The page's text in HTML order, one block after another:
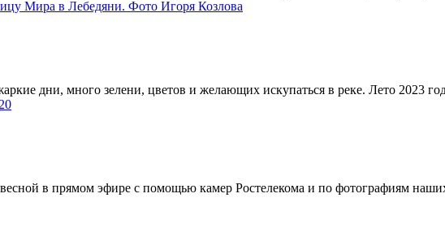
дни, много зелени, цветов и желающих искупаться в реке. Лето 2023
в прямом эфире с помощью камер Ростелекома и по фотографиям